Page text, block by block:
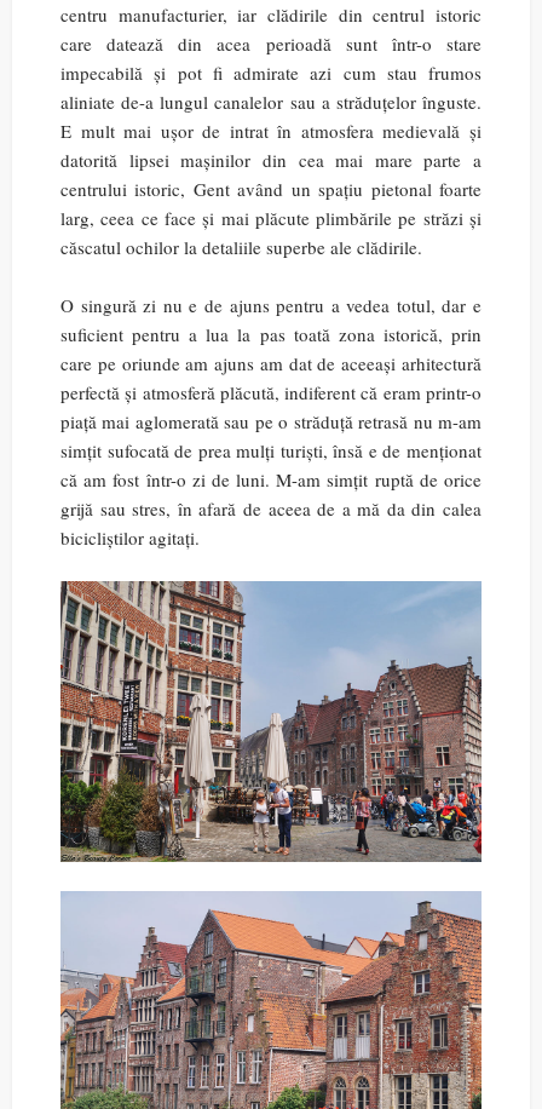
centru manufacturier, iar clădirile din centrul istoric
care datează din acea perioadă sunt într-o stare
impecabilă și pot fi admirate azi cum stau frumos
aliniate de-a lungul canalelor sau a străduțelor înguste.
E mult mai ușor de intrat în atmosfera medievală și
datorită lipsei mașinilor din cea mai mare parte a
centrului istoric, Gent având un spațiu pietonal foarte
larg, ceea ce face și mai plăcute plimbările pe străzi și
căscatul ochilor la detaliile superbe ale clădirile.
O singură zi nu e de ajuns pentru a vedea totul, dar e
suficient pentru a lua la pas toată zona istorică, prin
care pe oriunde am ajuns am dat de aceeași arhitectură
perfectă și atmosferă plăcută, indiferent că eram printr-o
piață mai aglomerată sau pe o străduță retrasă nu m-am
simțit sufocată de prea mulți turiști, însă e de menționat
că am fost într-o zi de luni. M-am simțit ruptă de orice
grijă sau stres, în afară de aceea de a mă da din calea
bicicliștilor agitați.